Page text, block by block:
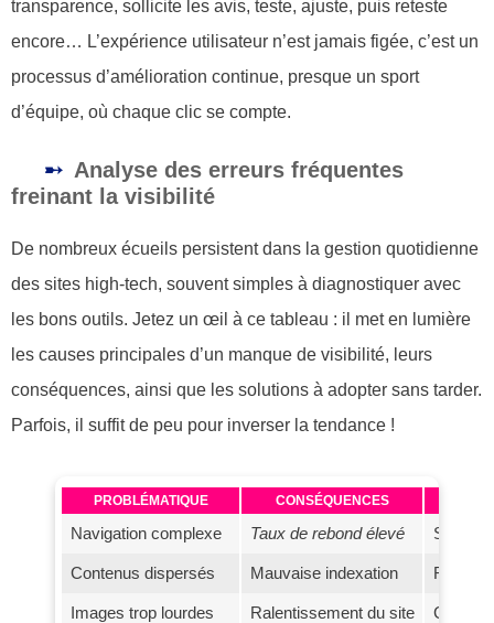
transparence, sollicite les avis, teste, ajuste, puis reteste
encore… L’expérience utilisateur n’est jamais figée, c’est un
processus d’amélioration continue, presque un sport
d’équipe, où chaque clic se compte.
Analyse des erreurs fréquentes
freinant la visibilité
De nombreux écueils persistent dans la gestion quotidienne
des sites high-tech, souvent simples à diagnostiquer avec
les bons outils. Jetez un œil à ce tableau : il met en lumière
les causes principales d’un manque de visibilité, leurs
conséquences, ainsi que les solutions à adopter sans tarder.
Parfois, il suffit de peu pour inverser la tendance !
PROBLÉMATIQUE CONSÉQUENCES
Navigation complexe Taux de rebond élevé
Contenus dispersés Mauvaise indexation
Images trop lourdes Ralentissement du site